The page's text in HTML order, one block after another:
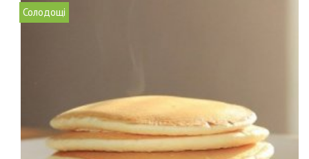
Солодощі